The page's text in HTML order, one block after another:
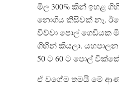
මිල 300% කින් ඉහළ
නොගිය කිසිවක් නෑ.
විව්වා පොල් ගෙඩියක
ගිහින් කියලා.
50 ට 60 ට පොල්
ඒ වගේම තමයි මේ